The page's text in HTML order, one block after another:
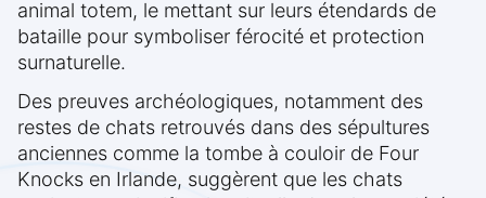
animal totem, le mettant sur leurs étendards de
bataille pour symboliser férocité et protection
surnaturelle.
Des preuves archéologiques, notamment des
restes de chats retrouvés dans des sépultures
anciennes comme la tombe à couloir de Four
Knocks en Irlande, suggèrent que les chats